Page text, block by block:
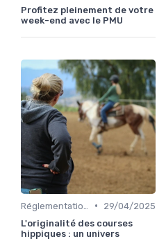
Profitez pleinement de votre
week-end avec le PMU
•
29/04/2025
L'originalité des courses
hippiques : un univers